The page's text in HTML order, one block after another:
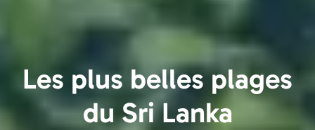
Les plus belles plages
du Sri Lanka